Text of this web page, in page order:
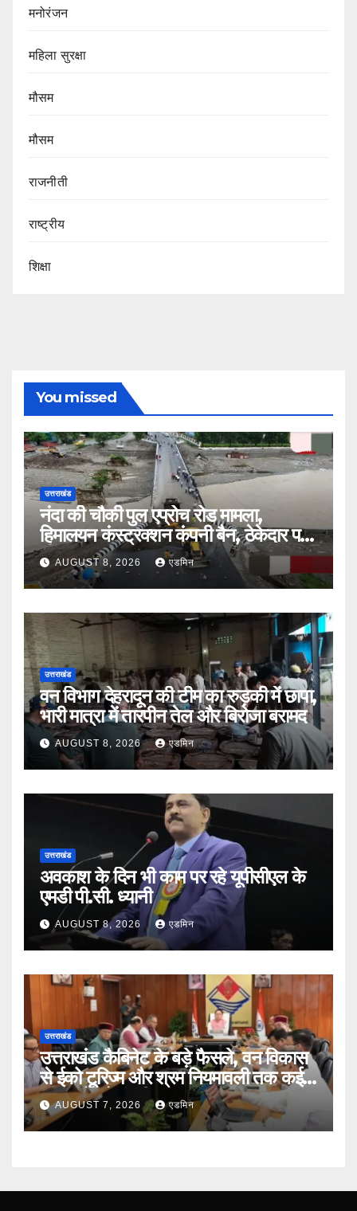
मनोरंजन
महिला सुरक्षा
मौसम
मौसम
राजनीती
राष्ट्रीय
शिक्षा
You missed
उत्तराखंड
नंदा की चौकी पुल एप्रोच रोड मामला,
हिमालयन कंस्ट्रक्शन कंपनी बैन, ठेकेदार पर
भी एक्शन
AUGUST 8, 2026 एडमिन
उत्तराखंड
वन विभाग देहरादून की टीम का रुड़की में छापा,
भारी मात्रा में तारपीन तेल और बिरोजा बरामद
AUGUST 8, 2026 एडमिन
उत्तराखंड
अवकाश के दिन भी काम पर रहे यूपीसीएल के
एमडी पी.सी. ध्यानी
AUGUST 8, 2026 एडमिन
उत्तराखंड
उत्तराखंड कैबिनेट के बड़े फैसले, वन विकास
से ईको टूरिज्म और श्रम नियमावली तक कई
प्रस्तावों को मंजूरी
AUGUST 7, 2026 एडमिन